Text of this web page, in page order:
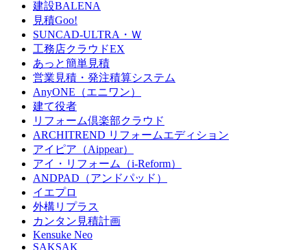
建設BALENA
見積Goo!
SUNCAD-ULTRA・Ｗ
工務店クラウドEX
あっと簡単見積
営業見積・発注積算システム
AnyONE（エニワン）
建て役者
リフォーム倶楽部クラウド
ARCHITREND リフォームエディション
アイピア（Aippear）
アイ・リフォーム（i-Reform）
ANDPAD（アンドパッド）
イエプロ
外構リプラス
カンタン見積計画
Kensuke Neo
SAKSAK